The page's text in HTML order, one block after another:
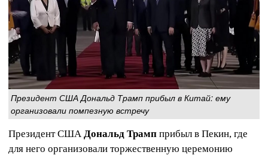
Президент США Дональд Трамп прибыл в Китай: ему
организовали помпезную встречу
Президент США Дональд Трамп прибыл в Пекин, где
для него организовали торжественную церемонию